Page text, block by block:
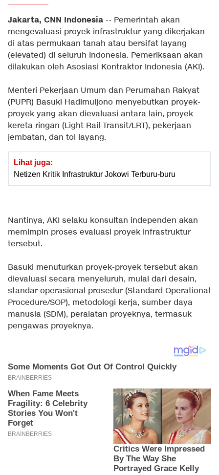
Jakarta, CNN Indonesia -- Pemerintah akan
mengevaluasi proyek infrastruktur yang dikerjakan
di atas permukaan tanah atau bersifat layang
(elevated) di seluruh Indonesia. Pemeriksaan akan
dilakukan oleh Asosiasi Kontraktor Indonesia (AKI).
Menteri Pekerjaan Umum dan Perumahan Rakyat
(PUPR) Basuki Hadimuljono menyebutkan proyek-
proyek yang akan dievaluasi antara lain, proyek
kereta ringan (Light Rail Transit/LRT), pekerjaan
jembatan, dan tol layang.
Lihat juga:
Netizen Kritik Infrastruktur Jokowi Terburu-buru
Nantinya, AKI selaku konsultan independen akan
memimpin proses evaluasi proyek infrastruktur
tersebut.
Basuki menuturkan proyek-proyek tersebut akan
dievaluasi secara menyeluruh, mulai dari desain,
standar operasional prosedur (Standard Operational
Procedure/SOP), metodologi kerja, sumber daya
manusia (SDM), peralatan proyeknya, termasuk
pengawas proyeknya.